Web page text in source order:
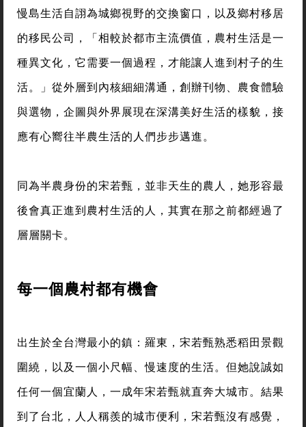
慢島生活自詡為城鄉視野的交換窗口，以及鄉村移居
的移民公司，「相較於都市主流價值，農村生活是一
種異文化，它需要一個過程，才能讓人進到村子的生
活。」從外層到內核細細溝通，創辦刊物、農食體驗
與選物，企圖與外界展現在深溝美好生活的樣貌，接
應有心嚮往半農生活的人們步步邁進。
同為半農身份的宋若甄，並非天生的農人，她形容最
後會真正進到農村生活的人，其實在那之前都經過了
層層關卡。
每一個農村都有機會
出生於全台灣最小的鎮：羅東，宋若甄熟悉稻田景觀
圍繞，以及一個小尺幅、慢速度的生活。但她說誠如
任何一個宜蘭人，一成年宋若甄就直奔大城市。結果
到了台北，人人稱羨的城市便利，宋若甄沒有感覺，